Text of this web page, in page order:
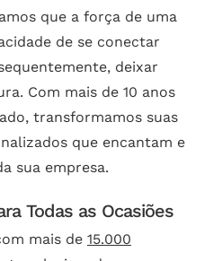
que a força de uma
de se conectar
deixar
Com mais de 10 anos
transformamos suas
que encantam e
sua empresa.
Todas as Ocasiões
mais de 15.000